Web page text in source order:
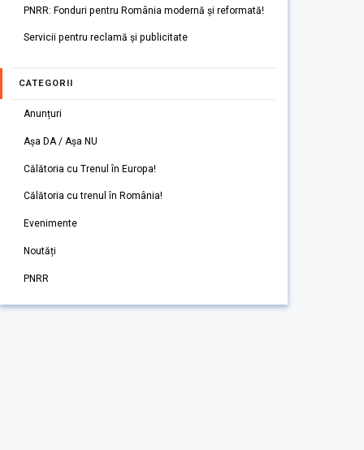
PNRR: Fonduri pentru România modernă și reformată!
Servicii pentru reclamă și publicitate
CATEGORII
Anunțuri
Așa DA / Așa NU
Călătoria cu Trenul în Europa!
Călătoria cu trenul în România!
Evenimente
Noutăți
PNRR